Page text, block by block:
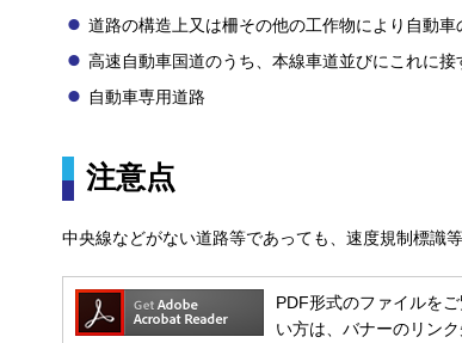
道路の構造上又は柵その他の工作物により自動
高速自動車国道のうち、本線車道並びにこれに
自動車専用道路
注意点
中央線などがない道路等であっても、速度規制標識
PDF形式のファイルを
い方は、バナーのリン